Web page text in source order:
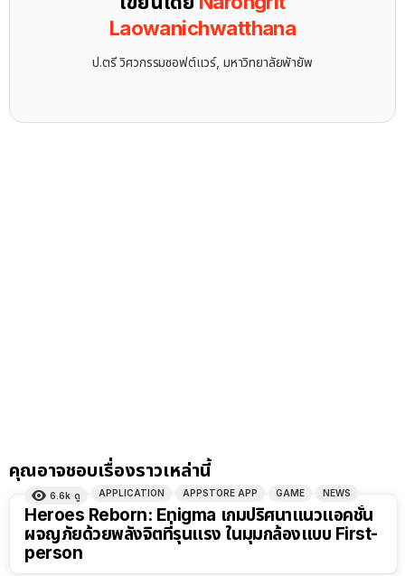
Laowanichwatthana
ป.ตรี วิศวกรรมซอฟต์แวร์, มหาวิทยาลัยพัายัพ
คุณอาจชอบเรื่องราวเหล่านี้
6.6k ดู APPLICATION APPSTORE APP GAME NEWS
Heroes Reborn: Enigma เกมปริศนาแนวแอคชั่น
ผจญภัยด้วยพลังจิตที่รุนแรง ในมุมกล้องแบบ First-
person